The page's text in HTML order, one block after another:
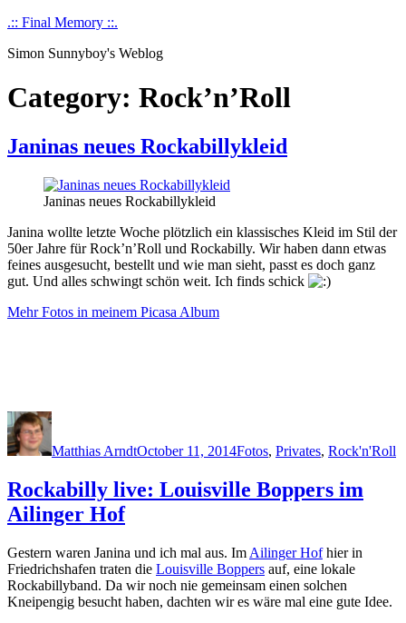
Skip
content
.:: Final Memory ::.
Simon Sunnyboy's Weblog
Category: Rock’n’Roll
Janinas neues Rockabillykleid
Janinas neues Rockabillykleid
Janina wollte letzte Woche plötzlich ein klassisches Kleid im Stil der
50er Jahre für Rock’n’Roll und Rockabilly. Wir haben dann etwas
feines ausgesucht, bestellt und wie man sieht, passt es doch ganz
gut. Und alles schwingt schön weit. Ich finds schick
Mehr Fotos in meinem Picasa Album
Author
Matthias ArndtOctober 11, 2014Fotos, Privates, Rock'n'Roll
Rockabilly live: Louisville Boppers im
Ailinger Hof
Gestern waren Janina und ich mal aus. Im Ailinger Hofhier in
Friedrichshafen traten die Louisville Boppers auf, eine lokale
Rockabillyband. Da wir noch nie gemeinsam einen solchen
Kneipengig besucht haben, dachten wir es wäre mal eine gute Idee.